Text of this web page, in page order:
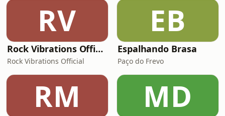
RV
Rock Vibrations Official
Rock Vibrations Official
EB
Espalhando Brasa
Paço do Frevo
RM MD